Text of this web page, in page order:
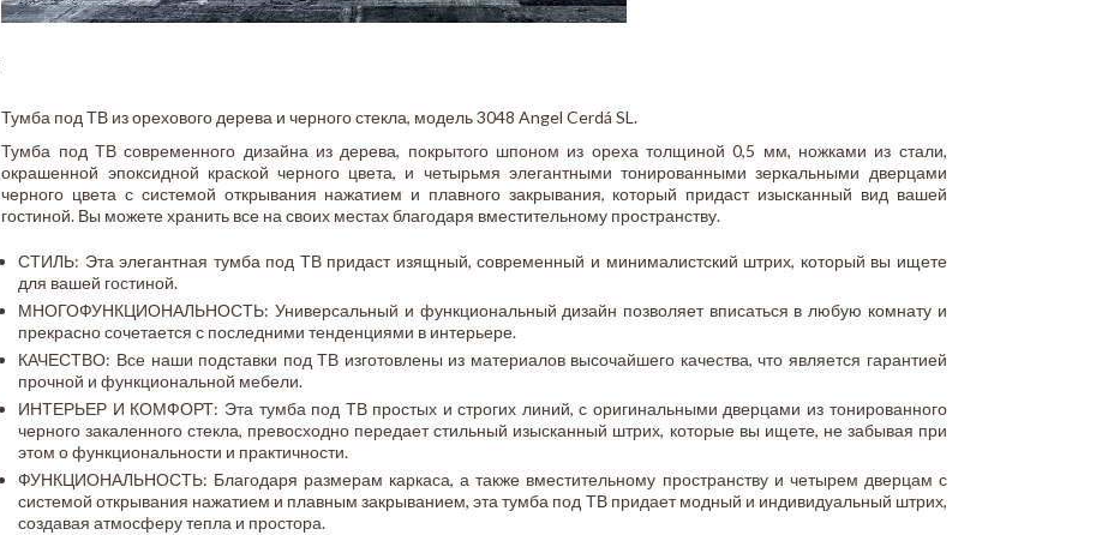
Тумба под ТВ из орехового дерева и черного стекла, модель 3048 Angel Cerdá SL.
Тумба под ТВ современного дизайна из дерева, покрытого шпоном из ореха толщиной 0,5 мм, ножками из стали,
окрашенной эпоксидной краской черного цвета, и четырьмя элегантными тонированными зеркальными дверцами
черного цвета с системой открывания нажатием и плавного закрывания, который придаст изысканный вид вашей
гостиной. Вы можете хранить все на своих местах благодаря вместительному пространству.
СТИЛЬ: Эта элегантная тумба под ТВ придаст изящный, современный и минималистский штрих, который вы ищете
для вашей гостиной.
МНОГОФУНКЦИОНАЛЬНОСТЬ: Универсальный и функциональный дизайн позволяет вписаться в любую комнату и
прекрасно сочетается с последними тенденциями в интерьере.
КАЧЕСТВО: Все наши подставки под ТВ изготовлены из материалов высочайшего качества, что является гарантией
прочной и функциональной мебели.
ИНТЕРЬЕР И КОМФОРТ: Эта тумба под ТВ простых и строгих линий, с оригинальными дверцами из тонированного
черного закаленного стекла, превосходно передает стильный изысканный штрих, которые вы ищете, не забывая при
этом о функциональности и практичности.
ФУНКЦИОНАЛЬНОСТЬ: Благодаря размерам каркаса, а также вместительному пространству и четырем дверцам с
системой открывания нажатием и плавным закрыванием, эта тумба под ТВ придает модный и индивидуальный штрих,
создавая атмосферу тепла и простора.